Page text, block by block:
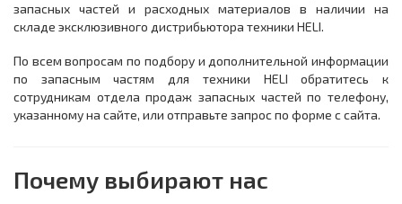
запасных частей и расходных материалов в наличии на
складе эксклюзивного дистрибьютора техники HELI.
По всем вопросам по подбору и дополнительной информации
по запасным частям для техники HELI обратитесь к
сотрудникам отдела продаж запасных частей по телефону,
указанному на сайте, или отправьте запрос по форме с сайта.
Почему выбирают нас